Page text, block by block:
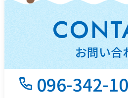
お問い合
096-342-